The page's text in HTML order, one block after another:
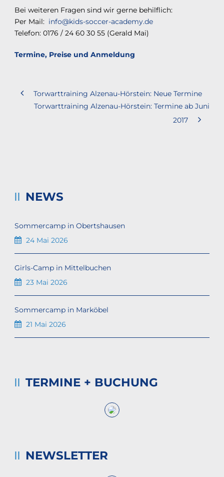
Bei weiteren Fragen sind wir gerne behilflich:
Per Mail: info@kids-soccer-academy.de
Telefon: 0176 / 24 60 30 55 (Gerald Mai)
Termine, Preise und Anmeldung
Torwarttraining Alzenau-Hörstein: Neue Termine
Torwarttraining Alzenau-Hörstein: Termine ab Juni
2017
NEWS
Sommercamp in Obertshausen
24 Mai 2026
Girls-Camp in Mittelbuchen
23 Mai 2026
Sommercamp in Marköbel
21 Mai 2026
TERMINE + BUCHUNG
NEWSLETTER